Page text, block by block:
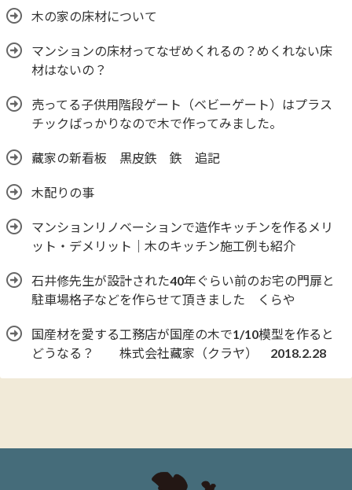
木の家の床材について
マンションの床材ってなぜめくれるの？めくれない床
材はないの？
売ってる子供用階段ゲート（ベビーゲート）はプラス
チックばっかりなので木で作ってみました。
藏家の新看板 黒皮鉄 鉄 追記
木配りの事
マンションリノベーションで造作キッチンを作るメリ
ット・デメリット｜木のキッチン施工例も紹介
石井修先生が設計された40年ぐらい前のお宅の門扉と
駐車場格子などを作らせて頂きました くらや
国産材を愛する工務店が国産の木で1/10模型を作ると
どうなる？ 株式会社藏家（クラヤ） 2018.2.28